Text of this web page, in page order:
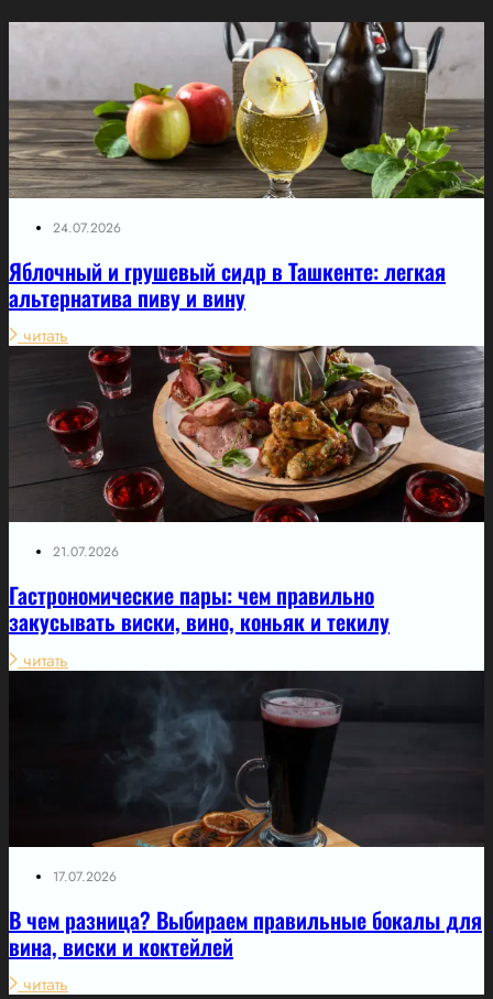
24.07.2026
Яблочный и грушевый сидр в Ташкенте: легкая
альтернатива пиву и вину
читать
21.07.2026
Гастрономические пары: чем правильно
закусывать виски, вино, коньяк и текилу
читать
17.07.2026
В чем разница? Выбираем правильные бокалы для
вина, виски и коктейлей
читать